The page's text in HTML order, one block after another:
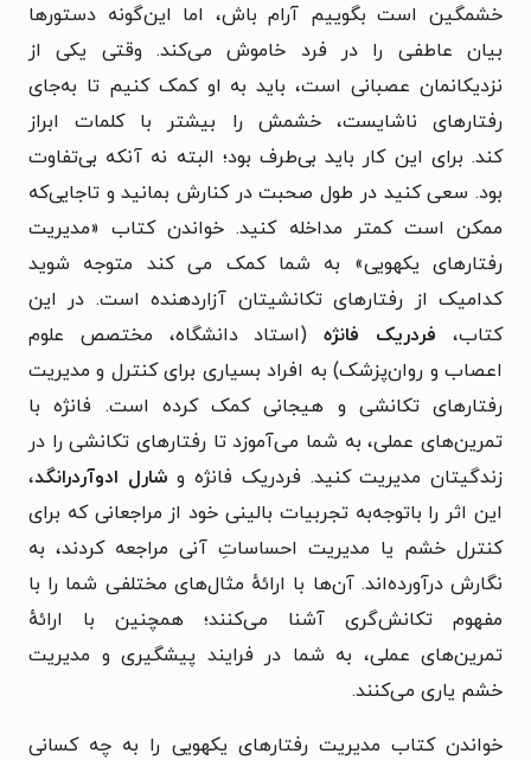
خشمگین است بگوییم آرام باش، اما این‌گونه دستورها
بیان عاطفی را در فرد خاموش می‌کند. وقتی یکی از
نزدیکانمان عصبانی است، باید به او کمک کنیم تا به‌جای
رفتارهای ناشایست، خشمش را بیشتر با کلمات ابراز
کند. برای این کار باید بی‌طرف بود؛ البته نه آنکه بی‌تفاوت
بود. سعی کنید در طول صحبت در کنارش بمانید و تاجایی‌که
ممکن است کمتر مداخله کنید. خواندن کتاب «مدیریت
رفتارهای یکهویی» به شما کمک می‏ کند متوجه شوید
کدامیک از رفتارهای تکانشیتان آزاردهنده است. در این
کتاب، فردریک فانژه(استاد دانشگاه، مختصص علوم
اعصاب و روان‌پزشک) به افراد بسیاری برای کنترل و مدیریت
رفتارهای تکانشی و هیجانی کمک کرده است. فانژه با
تمرین‌های عملی، به شما می‌‏آموزد تا رفتارهای تکانشی را در
زندگی‏تان مدیریت کنید. فردریک فانژه و شارل ادوآردرانگد،
این اثر را باتوجه‌به تجربیات بالینی خود از مراجعانی که برای
کنترل خشم یا مدیریت احساساتِ آنی مراجعه کردند، به
نگارش درآورده‌اند. آن‌ها با ارائهٔ مثال‌های مختلفی شما را با
مفهوم تکانش‌گری آشنا می‌کنند؛ همچنین با ارائهٔ
تمرین‌های عملی، به شما در فرایند پیشگیری و مدیریت
خشم یاری می‌کنند.
خواندن کتاب مدیریت رفتارهای یکهویی را به چه کسانی